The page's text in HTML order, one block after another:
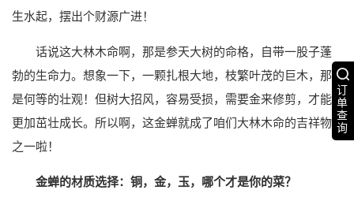
订
单
查
询
生水起，摆出个财源广进！
话说这大林木命啊，那是参天大树的命格，自带一股子蓬
勃的生命力。想象一下，一颗扎根大地，枝繁叶茂的巨木，那
是何等的壮观！但树大招风，容易受损，需要金来修剪，才能
更加茁壮成长。所以啊，这金蝉就成了咱们大林木命的吉祥物
之一啦！
金蝉的材质选择：铜，金，玉，哪个才是你的菜？